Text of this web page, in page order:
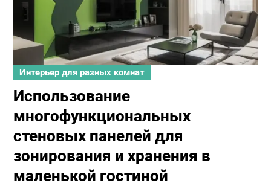
Интерьер для разных комнат
Использование
многофункциональных
стеновых панелей для
зонирования и хранения в
маленькой гостиной